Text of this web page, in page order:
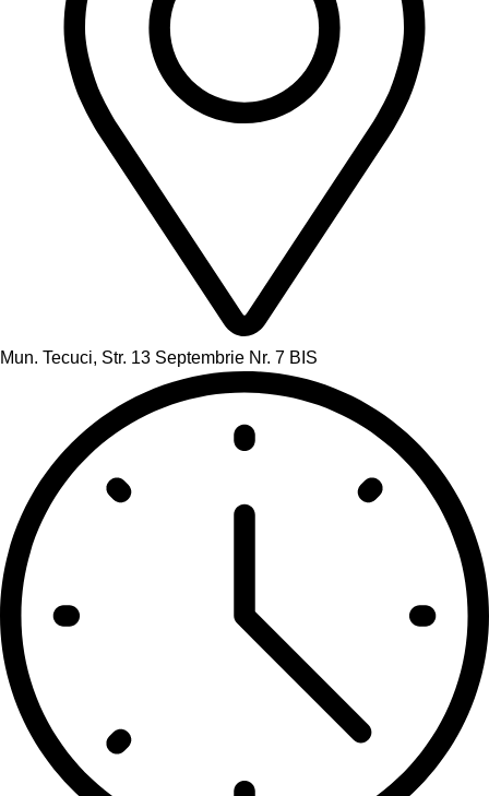
Mun. Tecuci, Str. 13 Septembrie Nr. 7 BIS